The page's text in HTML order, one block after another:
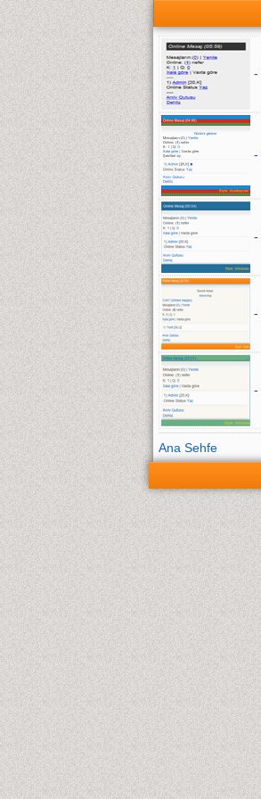
-
-
-
-
-
Ana Sehfe